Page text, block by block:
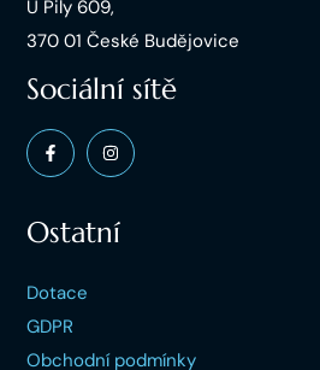
U Pily 609,
370 01 České Budějovice
Sociální sítě
Ostatní
Dotace
GDPR
Obchodní podmínky